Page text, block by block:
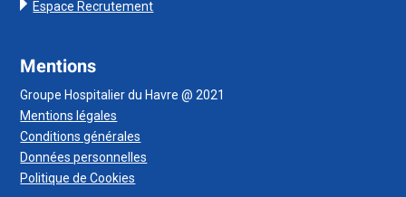
Espace Recrutement
Mentions
Groupe Hospitalier du Havre @ 2021
Mentions légales
Conditions générales
Données personnelles
Politique de Cookies